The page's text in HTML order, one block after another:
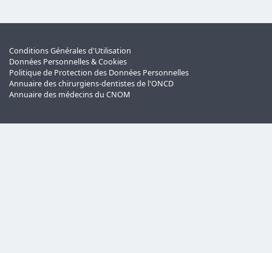
Conditions Générales d'Utilisation
Données Personnelles & Cookies
Politique de Protection des Données Personnelles
Annuaire des chirurgiens-dentistes de l'ONCD
Annuaire des médecins du CNOM